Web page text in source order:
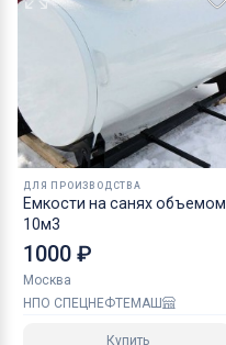
ДЛЯ ПРОИЗВОДСТВА
Емкости на санях объемом
10м3
1000 ₽
Москва
НПО СПЕЦНЕФТЕМАШ
Купить